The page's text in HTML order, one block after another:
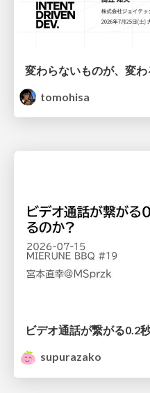
tomohisa
ビデオ通話が繋がる0.2
supurazako